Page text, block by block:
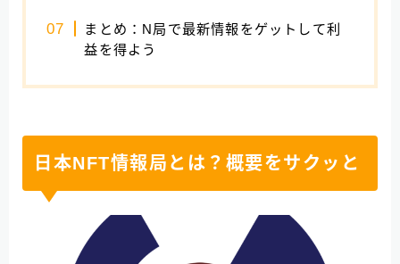
まとめ：N局で最新情報をゲットして利
益を得よう
日本NFT情報局とは？概要をサクッと